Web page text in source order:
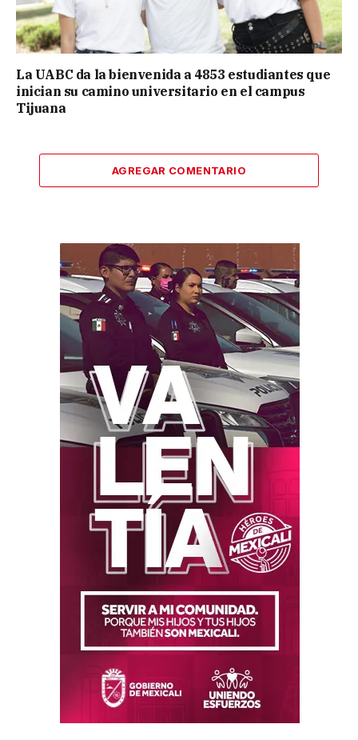
La UABC da la bienvenida a 4853 estudiantes que
inician su camino universitario en el campus
Tijuana
AGREGAR COMENTARIO